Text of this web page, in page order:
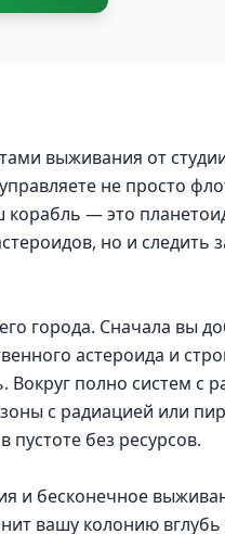
выживания от
не просто
— это
но и
города. Сначала вы
астероида и
полно систем с
с радиацией или
пустоте без ресурсов.
и бесконечное
вашу колонию